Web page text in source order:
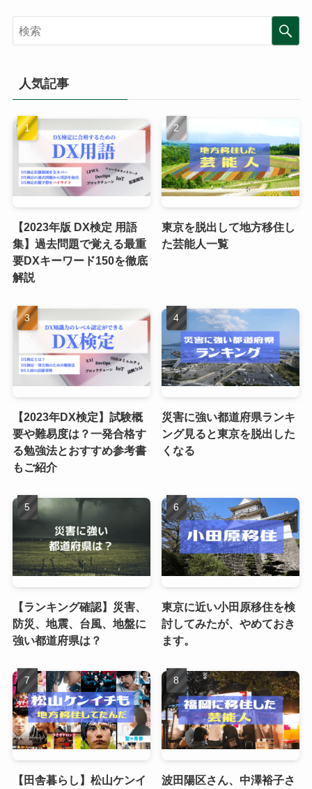
人気記事
【2023年版 DX検定 用語
集】過去問題で覚える最重
要DXキーワード150を徹底
解説
東京を脱出して地方移住し
た芸能人一覧
【2023年DX検定】試験概
要や難易度は？一発合格す
る勉強法とおすすめ参考書
もご紹介
災害に強い都道府県ランキ
ング見ると東京を脱出した
くなる
【ランキング確認】災害、
防災、地震、台風、地盤に
強い都道府県は？
東京に近い小田原移住を検
討してみたが、やめておき
ます。
【田舎暮らし】松山ケンイ
波田陽区さん、中澤裕子さ